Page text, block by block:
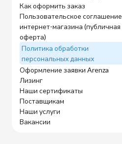
Как оформить заказ
Пользовательское соглашение
интернет-магазина (публичная
оферта)
Политика обработки
персональных данных
Оформление заявки Arenza
Лизинг
Наши сертификаты
Поставщикам
Наши услуги
Вакансии